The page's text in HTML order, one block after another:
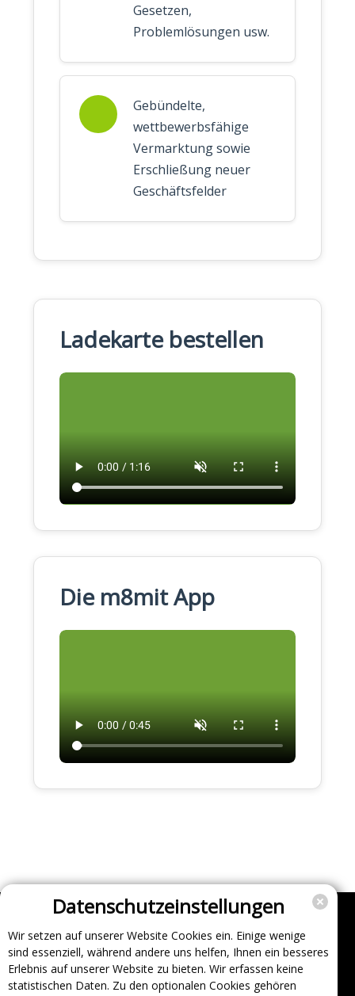
Gesetzen,
Problemlösungen usw.
Gebündelte,
wettbewerbsfähige
Vermarktung sowie
Erschließung neuer
Geschäftsfelder
Ladekarte bestellen
Die m8mit App
Unternehmen
Support
Über uns
Datenschutzeinstellungen
Wir setzen auf unserer Website Cookies ein. Einige wenige
sind essenziell, während andere uns helfen, Ihnen ein besseres
Erlebnis auf unserer Website zu bieten. Wir erfassen keine
statistischen Daten. Zu den optionalen Cookies gehören